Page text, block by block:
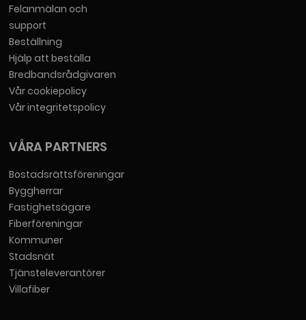
Felanmälan och
support
Beställning
Hjälp att beställa
Bredbandsrådgivaren
Vår cookiepolicy
Vår integritetspolicy
VÅRA PARTNERS
Bostadsrättsföreningar
Byggherrar
Fastighetsägare
Fiberföreningar
Kommuner
Stadsnät
Tjänsteleverantörer
Villafiber